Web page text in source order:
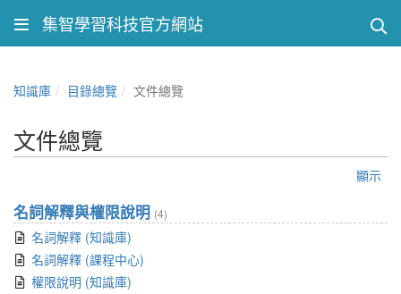
集智學習科技官方網站
知識庫 目錄總覽 文件總覽
文件總覽
顯示
名詞解釋與權限說明 (4)
名詞解釋 (知識庫)
名詞解釋 (課程中心)
權限說明 (知識庫)